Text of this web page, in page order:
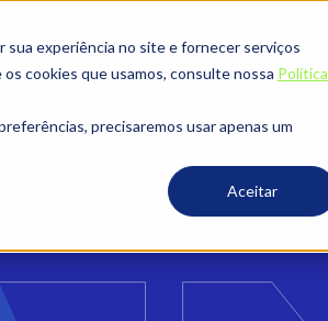
sua experiência no site e fornecer serviços
cookies que usamos, consulte nossa Política
precisaremos usar apenas um
Aceitar